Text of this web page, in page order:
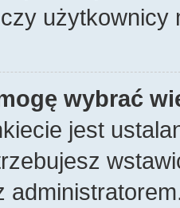
użytkownicy
wybrać
jest